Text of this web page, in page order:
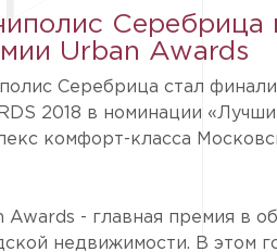
Urban Awards
Серебрица стал
2018 в номинации
комфорт-класса
Awards - главная премия в
недвижимости. В этом